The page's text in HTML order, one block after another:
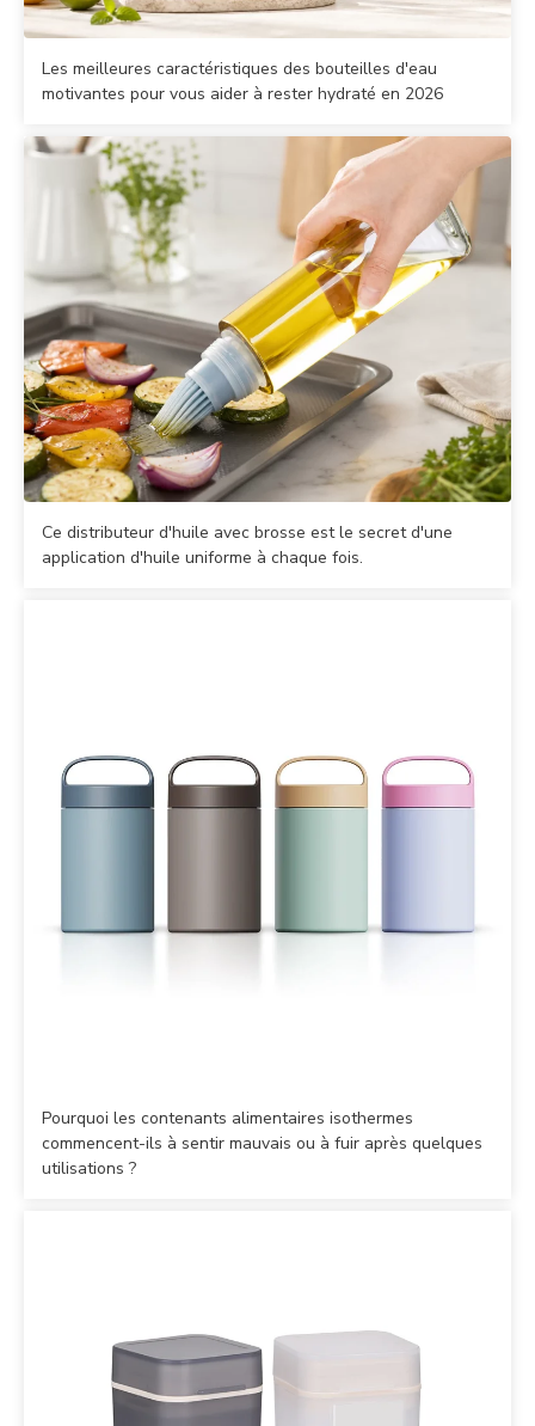
Les meilleures caractéristiques des bouteilles d'eau
motivantes pour vous aider à rester hydraté en 2026
Ce distributeur d'huile avec brosse est le secret d'une
application d'huile uniforme à chaque fois.
Pourquoi les contenants alimentaires isothermes
commencent-ils à sentir mauvais ou à fuir après quelques
utilisations ?